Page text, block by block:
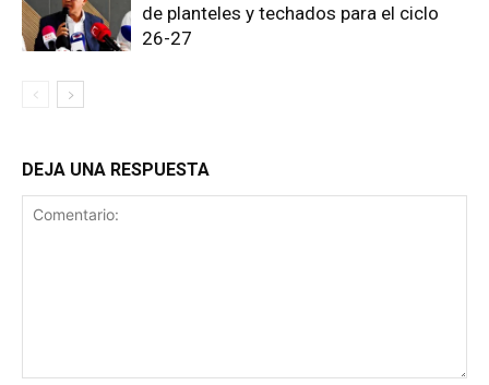
de planteles y techados para el ciclo
26-27
DEJA UNA RESPUESTA